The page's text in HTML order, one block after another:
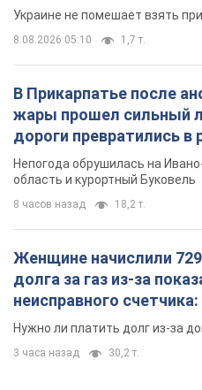
Украине не помешает взять
8.08.2026 05:10 1,7 т.
В Прикарпатье после
жары прошел сильный
дороги превратились в
Непогода обрушилась на
область и курортный Буковель
8 часов назад 18,2 т.
Женщине начислили
долга за газ из-за
неисправного
вынес неожиданное
Нужно ли платить долг из-за
3 часа назад 30,2 т.